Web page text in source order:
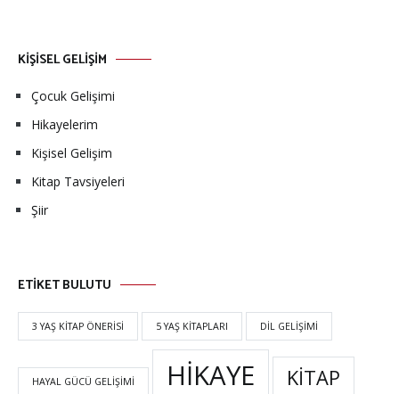
KİŞİSEL GELİŞİM
Çocuk Gelişimi
Hikayelerim
Kişisel Gelişim
Kitap Tavsiyeleri
Şiir
ETİKET BULUTU
3 YAŞ KITAP ÖNERISI 5 YAŞ KITAPLARI DIL GELIŞIMI
HAYAL GÜCÜ GELIŞIMI HIKAYE KITAP